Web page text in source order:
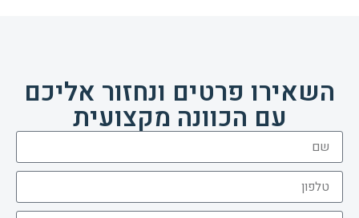
השאירו פרטים ונחזור אליכם
עם הכוונה מקצועית